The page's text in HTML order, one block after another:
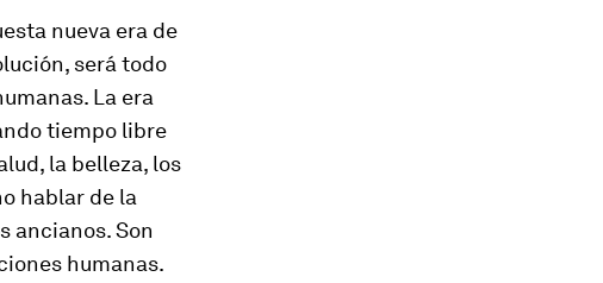
nueva era de
será todo
La era
tiempo libre
la belleza, los
hablar de la
ancianos. Son
humanas.